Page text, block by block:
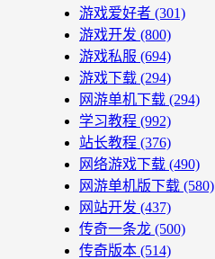
游戏爱好者 (301)
游戏开发 (800)
游戏私服 (694)
游戏下载 (294)
网游单机下载 (294)
学习教程 (992)
站长教程 (376)
网络游戏下载 (490)
网游单机版下载 (580)
网站开发 (437)
传奇一条龙 (500)
传奇版本 (514)